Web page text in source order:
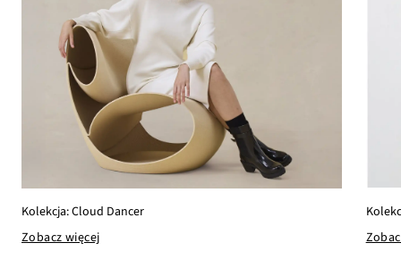
Kolekcja: Cloud Dancer
Zobacz więcej